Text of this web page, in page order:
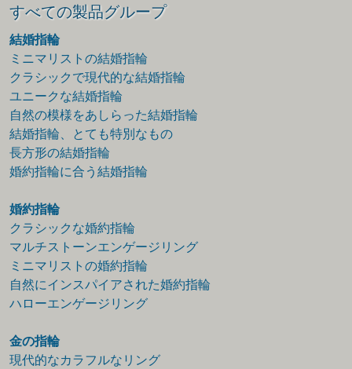
すべての製品グループ
結婚指輪
ミニマリストの結婚指輪
クラシックで現代的な結婚指輪
ユニークな結婚指輪
自然の模様をあしらった結婚指輪
結婚指輪、とても特別なもの
長方形の結婚指輪
婚約指輪に合う結婚指輪
婚約指輪
クラシックな婚約指輪
マルチストーンエンゲージリング
ミニマリストの婚約指輪
自然にインスパイアされた婚約指輪
ハローエンゲージリング
金の指輪
現代的なカラフルなリング